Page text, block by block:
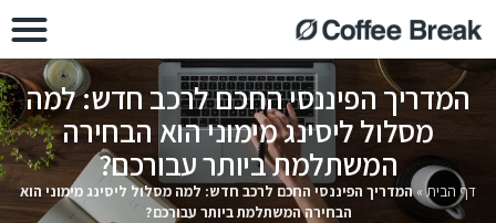
המדריך הפיננסי החכם לרכב חדש: למה
מסלול ליסינג מימוני הוא הבחירה
המשתלמת ביותר עבורכם?
דף הבית»המדריך הפיננסי החכם לרכב חדש: למה מסלול ליסינג מימוני הוא
הבחירה המשתלמת ביותר עבורכם?